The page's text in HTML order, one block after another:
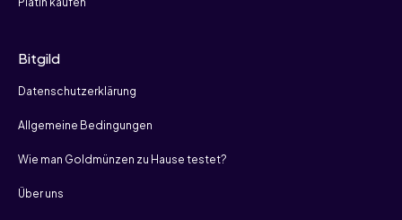
Bitgild
Datenschutzerklärung
Allgemeine Bedingungen
Wie man Goldmünzen zu Hause testet?
Über uns